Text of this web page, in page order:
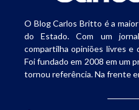
O Blog Carlos Britto é a
do Estado. Com um
compartilha opiniões livres e
Foi fundado em 2008 em um
tornou referência. Na frente